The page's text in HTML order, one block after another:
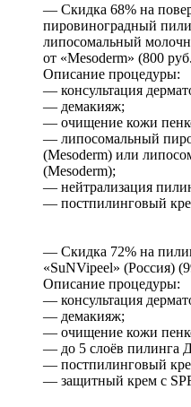
— Скидка 68% на
пировиноградный
липосомальный
от «Mesoderm» (800
Описание процедуры:
— консультация
— демакияж;
— очищение кожи
— липосомальный
(Mesoderm) или
(Mesoderm);
— нейтрализация
— постпилинговый
— Скидка 72% на
«SuNVipeel» (Россия)
Описание процедуры:
— консультация
— демакияж;
— очищение кожи
— до 5 слоёв пилинга
— постпилинговый
— защитный крем с